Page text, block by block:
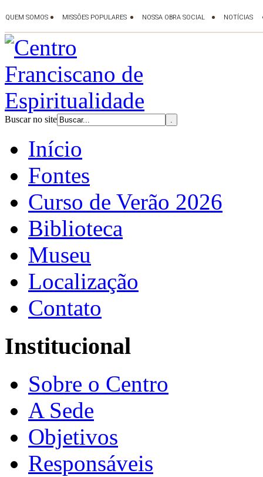
Buscar no site
Início
Fontes
Curso de Verão 2026
Biblioteca
Museu
Localização
Contato
Institucional
Sobre o Centro
A Sede
Objetivos
Responsáveis